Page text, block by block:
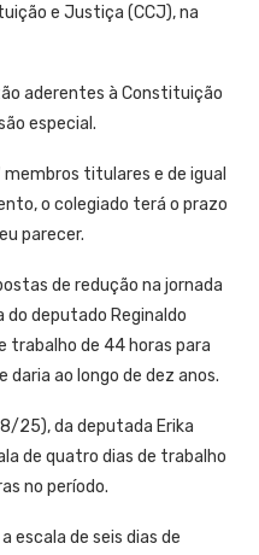
e Justiça (CCJ), na
aderentes à Constituição
especial.
titulares e de igual
o colegiado terá o prazo
parecer.
de redução na jornada
do deputado Reginaldo
trabalho de 44 horas para
daria ao longo de dez anos.
25), da deputada Erika
de quatro dias de trabalho
no período.
escala de seis dias de